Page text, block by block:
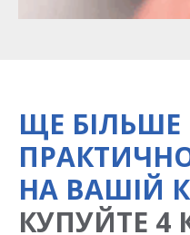
ЩЕ БІЛЬШЕ
НА ВАШІЙ
КУПУЙТЕ 4